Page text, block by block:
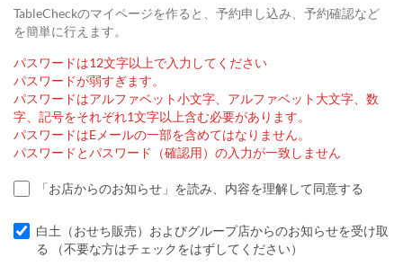
TableCheckのマイページを作ると、予約申し込み、予約確認など
を簡単に行えます。
パスワードは12文字以上で入力してください
パスワードが弱すぎます。
パスワードはアルファベット小文字、アルファベット大文字、数
字、記号をそれぞれ1文字以上含む必要があります。
パスワードはEメールの一部を含めてはなりません。
パスワードとパスワード（確認用）の入力が一致しません
「お店からのお知らせ」を読み、内容を理解して同意する
白土（おせち販売）およびグループ店からのお知らせを受け取
る （不要な方はチェックをはずしてください）